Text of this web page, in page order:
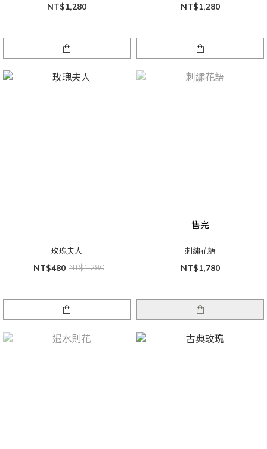
NT$1,280 NT$1,280
玫瑰夫人
NT$480 NT$1,280
售完
刺繡花語
NT$1,780